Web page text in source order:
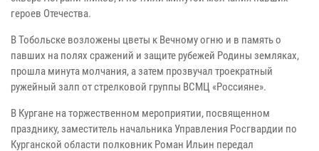
героев Отечества.
В Тобольске возложены цветы к Вечному огню и в память о
павших на полях сражений и защите рубежей Родины земляках,
прошла минута молчания, а затем прозвучал троекратный
ружейный залп от стрелковой группы ВСМЦ «Россияне».
В Кургане на торжественном мероприятии, посвященном
празднику, заместитель начальника Управления Росгвардии по
Курганской области полковник Роман Ильин передал